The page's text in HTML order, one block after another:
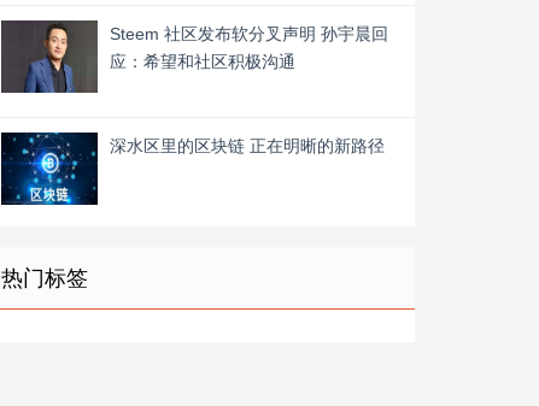
Steem 社区发布软分叉声明 孙宇晨回
应：希望和社区积极沟通
深水区里的区块链 正在明晰的新路径
热门标签